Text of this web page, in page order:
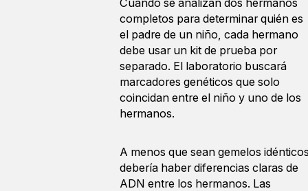
Cuando se analizan dos hermanos
completos para determinar quién es
el padre de un niño, cada hermano
debe usar un kit de prueba por
separado. El laboratorio buscará
marcadores genéticos que solo
coincidan entre el niño y uno de los
hermanos.
A menos que sean gemelos
debería haber diferencias claras de
ADN entre los hermanos. Las